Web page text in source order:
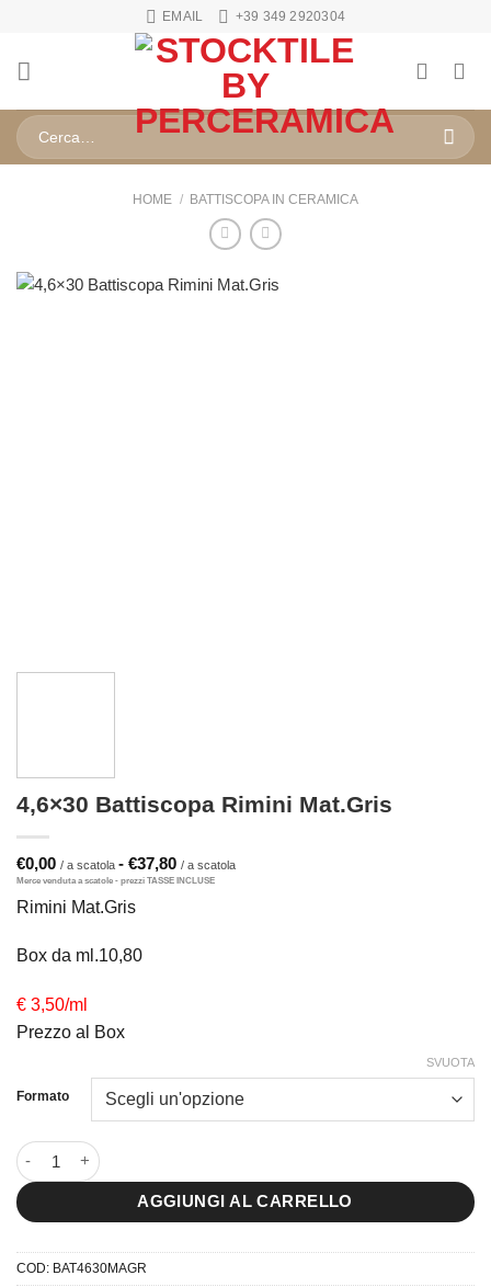
contenuti
EMAIL +39 349 2920304
Cerca:
HOME / BATTISCOPA IN CERAMICA
4,6×30 Battiscopa Rimini Mat.Gris
€0,00 - €37,80
Fascia
Rimini Mat.Gris
Box da ml.10,80
€ 3,50/ml
Prezzo al Box
Formato
SVUOTA
4,6×30 Battiscopa Rimini Mat.Gris quantità
AGGIUNGI AL CARRELLO
COD: BAT4630MAGR